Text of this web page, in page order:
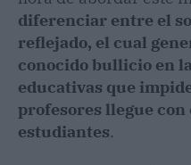
diferenciar entre el
reflejado, el cual
conocido bullicio en
educativas que
profesores llegue con
estudiantes.